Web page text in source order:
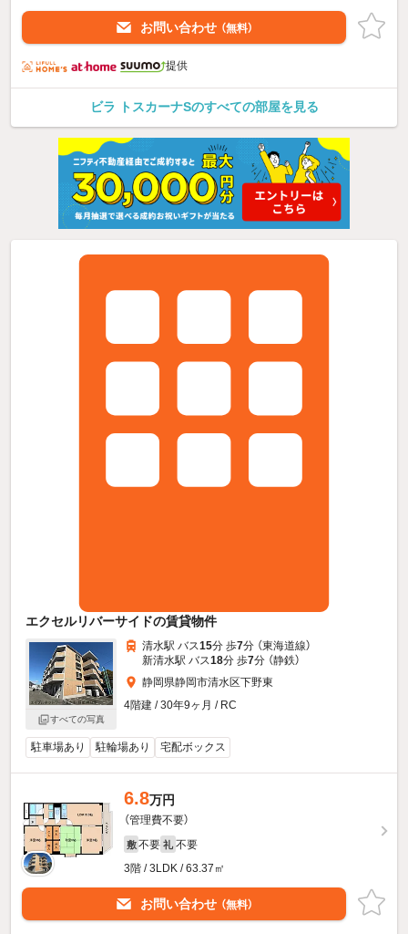
お問い合わせ （無料）
提供
ビラ トスカーナSのすべての部屋を見る
エクセルリバーサイドの賃貸物件
すべての写真
清水駅 バス15分 歩7分 （東海道線）
新清水駅 バス18分 歩7分 （静鉄）
静岡県静岡市清水区下野東
4階建 / 30年9ヶ月 / RC
駐車場あり 駐輪場あり 宅配ボックス
6.8万円
（管理費不要）
敷 不要 礼 不要
3階 / 3LDK / 63.37㎡
お問い合わせ （無料）